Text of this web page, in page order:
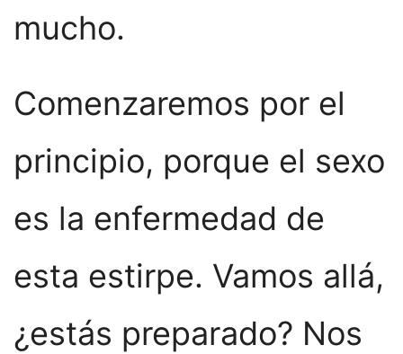
mucho.
Comenzaremos por el
principio, porque el sexo
es la enfermedad de
esta estirpe. Vamos allá,
¿estás preparado? Nos